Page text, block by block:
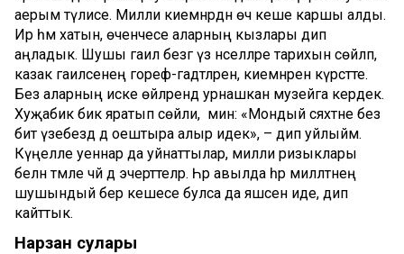
аерым түлисе. Милли киемнәрдән өч кеше каршы алды.
Ир һәм хатын, өченчесе аларның кызлары дип
аңладык. Шушы гаилә безгә үз нәселләре тарихын сөйләп,
казак гаиләсенең гореф-гадәтләрен, киемнәрен күрсәтте.
Без аларның иске өйләрендә урнашкан музейга кердек.
Хуҗабикә бик яратып сөйли, ә мин: «Мондый сәяхәтне без
бит үзебездә дә оештыра алыр идек», – дип уйлыйм.
Күңелле уеннар да уйнаттылар, милли ризыклары
белән тәмле чәй дә эчерттеләр. Һәр авылда һәр милләтнең
шушындый бер кешесе булса да яшәсен иде, дип
кайттык.
Нарзан сулары